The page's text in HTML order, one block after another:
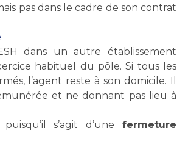
pas dans le cadre de son contrat
dans un autre établissement
habituel du pôle. Si tous les
l’agent reste à son domicile. Il
et ne donnant pas lieu à
puisqu’il s’agit d’unefermeture